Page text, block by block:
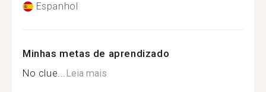
Espanhol
Minhas metas de aprendizado
No clue...Leia mais